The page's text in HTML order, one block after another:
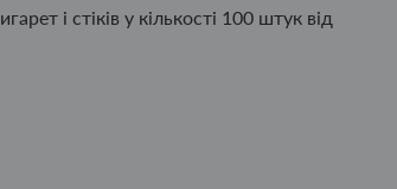
і стіків у кількості 100 штук від